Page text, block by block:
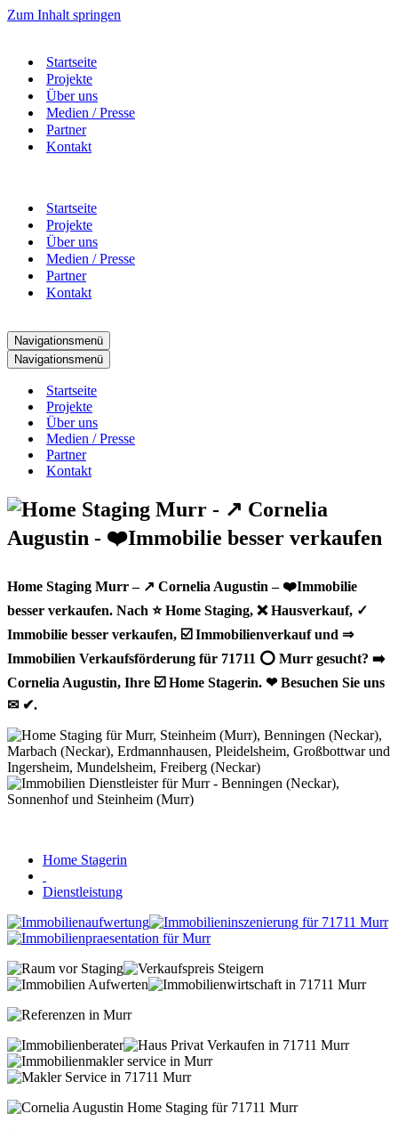
Zum Inhalt springen
Startseite
Projekte
Über uns
Medien / Presse
Partner
Kontakt
Startseite
Projekte
Über uns
Medien / Presse
Partner
Kontakt
Navigationsmenü
Navigationsmenü
Startseite
Projekte
Über uns
Medien / Presse
Partner
Kontakt
Home Staging Murr – ↗️ Cornelia Augustin – ❤️Immobilie
besser verkaufen. Nach ⭐ Home Staging, ❌ Hausverkauf, ✓
Immobilie besser verkaufen, ☑️ Immobilienverkauf und ⇒
Immobilien Verkaufsförderung für 71711 ⭕ Murr gesucht? ➡️
Cornelia Augustin, Ihre ☑️ Home Stagerin. ❤ Besuchen Sie uns
✉ ✔.
Home Stagerin
Dienstleistung